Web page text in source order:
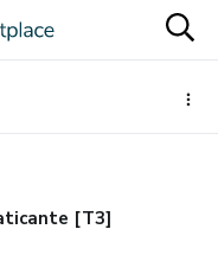
[T3]